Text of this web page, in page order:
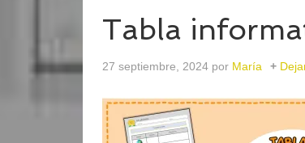
Tabla
27 septiembre, 2024 por María